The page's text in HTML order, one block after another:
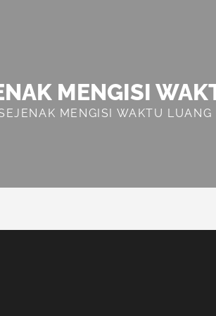
MENGISI
MENGISI WAKTU LUANG